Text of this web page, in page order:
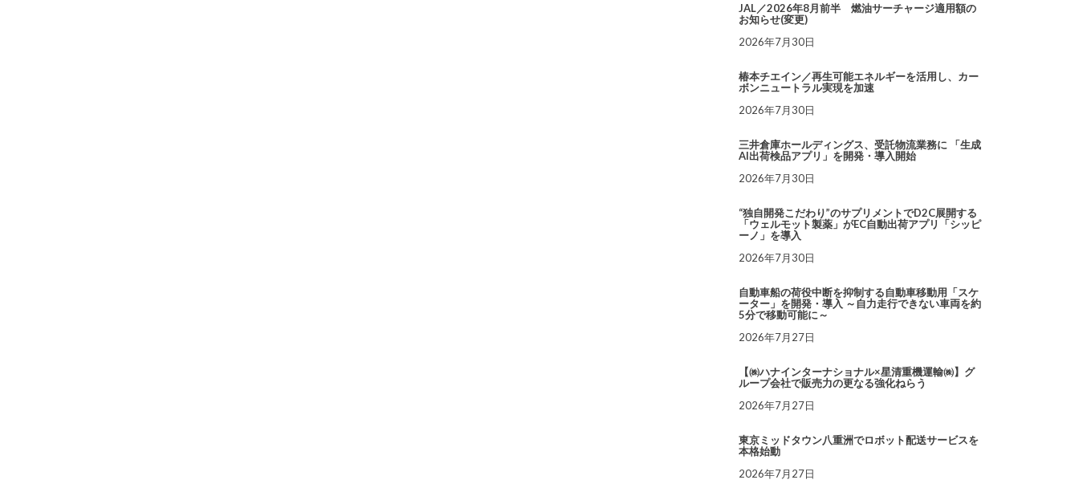
JAL／2026年8月前半 燃油サーチャージ適用額の
お知らせ(変更)
2026年7月30日
椿本チエイン／再生可能エネルギーを活用し、カー
ボンニュートラル実現を加速
2026年7月30日
三井倉庫ホールディングス、受託物流業務に 「生成
AI出荷検品アプリ」を開発・導入開始
2026年7月30日
“独自開発こだわり”のサプリメントでD2C展開する
「ウェルモット製薬」がEC自動出荷アプリ「シッピ
ーノ」を導入
2026年7月30日
自動車船の荷役中断を抑制する自動車移動用「スケ
ーター」を開発・導入 ～自力走行できない車両を約
5分で移動可能に～
2026年7月27日
【㈱ハナインターナショナル×星清重機運輸㈱】グ
ループ会社で販売力の更なる強化ねらう
2026年7月27日
東京ミッドタウン八重洲でロボット配送サービスを
本格始動
2026年7月27日